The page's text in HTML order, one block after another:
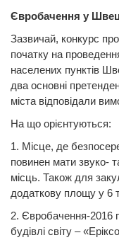
Євробачення у
Зазвичай, конкурс
початку на
населених пунктів
два основні
міста відповідали
На що орієнтуються:
1. Місце, де
повинен мати звуко-
місць. Також для
додаткову площу у 6
2. Євробачення-2016
будівлі світу –